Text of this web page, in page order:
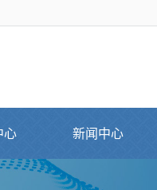
心 新闻中心